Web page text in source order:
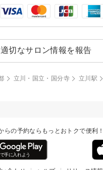
切なサロン情報を報告
立川・国立・国分寺 立川駅
らの予約ならもっとおトクで便利！